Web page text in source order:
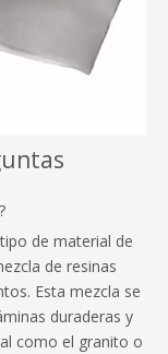
de material de
de resinas
Esta mezcla se
duraderas y
como el granito o